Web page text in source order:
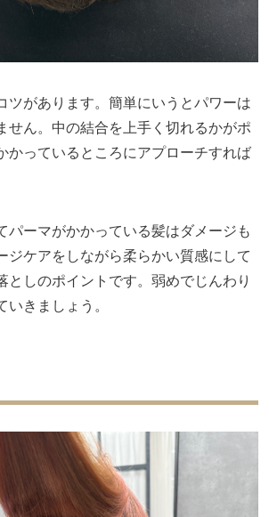
ツがあります。簡単にいうとパワーは
せん。中の結合を上手く切れるかがポ
かっているところにアプローチすれば
パーマがかかっている髪はダメージも
ジケアをしながら柔らかい質感にして
としのポイントです。弱めでじんわり
いきましょう。